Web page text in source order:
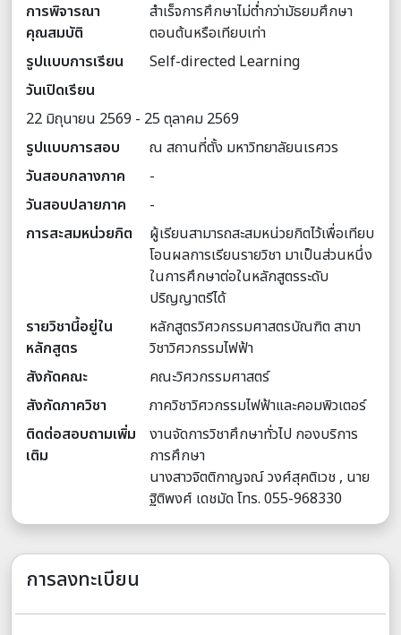
การพิจารณา
คุณสมบัติ
สำเร็จการศึกษาไม่ต่ำกว่ามัธยมศึกษา
ตอนต้นหรือเทียบเท่า
รูปแบบการเรียน
Self-directed Learning
วันเปิดเรียน
22 มิถุนายน 2569 - 25 ตุลาคม 2569
รูปแบบการสอบ
ณ สถานที่ตั้ง มหาวิทยาลัยนเรศวร
วันสอบกลางภาค
-
วันสอบปลายภาค
-
การสะสมหน่วยกิต
ผู้เรียนสามารถสะสมหน่วยกิตไว้เพื่อเทียบ
โอนผลการเรียนรายวิชา มาเป็นส่วนหนึ่ง
ในการศึกษาต่อในหลักสูตรระดับ
ปริญญาตรีได้
รายวิชานี้อยู่ใน
หลักสูตร
หลักสูตรวิศวกรรมศาสตรบัณฑิต สาขา
วิชาวิศวกรรมไฟฟ้า
สังกัดคณะ
คณะวิศวกรรมศาสตร์
สังกัดภาควิชา
ภาควิชาวิศวกรรมไฟฟ้าและคอมพิวเตอร์
ติดต่อสอบถามเพิ่ม
เติม
งานจัดการวิชาศึกษาทั่วไป กองบริการ
การศึกษา
นางสาวจิตติกาญจณ์ วงศ์สุคติเวช , นาย
ฐิติพงศ์ เดชมัด โทร. 055-968330
การลงทะเบียน